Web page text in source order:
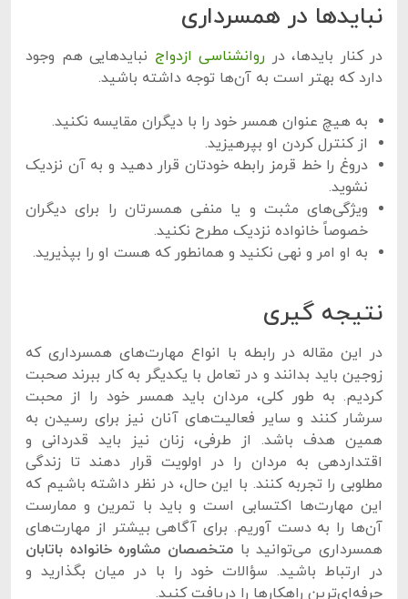
نبایدها در همسرداری
در کنار بایدها، در روانشناسی ازدواج نبایدهایی هم وجود
دارد که بهتر است به آن‌ها توجه داشته باشید.
به هیچ عنوان همسر خود را با دیگران مقایسه نکنید.
از کنترل کردن او بپرهیزید.
دروغ را خط قرمز رابطه خودتان قرار دهید و به آن نزدیک
نشوید.
ویژگی‌های مثبت و یا منفی همسرتان را برای دیگران
خصوصاً خانواده نزدیک مطرح نکنید.
به او امر و نهی نکنید و همانطور که هست او را بپذیرید.
نتیجه گیری
در این مقاله در رابطه با انواع مهارت‌های همسرداری که
زوجین باید بدانند و در تعامل با یکدیگر به کار ببرند صحبت
کردیم. به طور کلی، مردان باید همسر خود را از محبت
سرشار کنند و سایر فعالیت‌های آنان نیز برای رسیدن به
همین هدف باشد. از طرفی، زنان نیز باید قدردانی و
اقتداردهی به مردان را در اولویت قرار دهند تا زندگی
مطلوبی را تجربه کنند. با این حال، در نظر داشته باشیم که
این مهارت‌ها اکتسابی است و باید با تمرین و ممارست
آن‌ها را به دست آوریم. برای آگاهی بیشتر از مهارت‌های
همسرداری می‌توانید با متخصصان مشاوره خانواده باتابان
در ارتباط باشید. سؤالات خود را با در میان بگذارید و
حرفه‌ای‌ترین راهکارها را دریافت کنید.